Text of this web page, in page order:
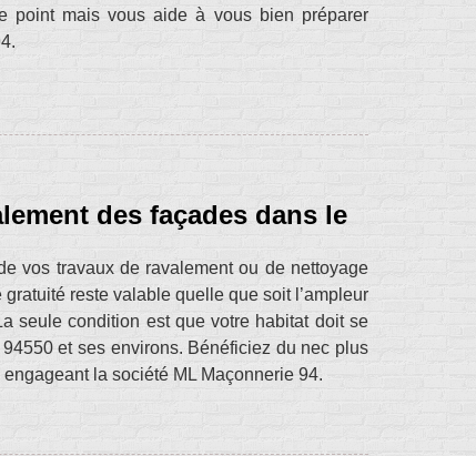
point mais vous aide à vous bien préparer
des façades dans le
vos travaux de ravalement ou de nettoyage
reste valable quelle que soit l’ampleur
seule condition est que votre habitat doit se
et ses environs. Bénéficiez du nec plus
la société ML Maçonnerie 94.